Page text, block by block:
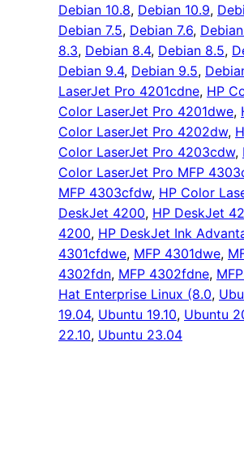
Debian 10.8, Debian 10.9,
Debian 7.5, Debian 7.6, Debian
8.3, Debian 8.4, Debian 8.5,
Debian 9.4, Debian 9.5,
LaserJet Pro 4201cdne, HP
Color LaserJet Pro 4201dwe,
Color LaserJet Pro 4202dw,
Color LaserJet Pro 4203cdw,
Color LaserJet Pro MFP
MFP 4303cfdw, HP Color
DeskJet 4200, HP DeskJet
4200, HP DeskJet Ink
4301cfdwe, MFP 4301dwe,
4302fdn, MFP 4302fdne,
Hat Enterprise Linux (8.0,
19.04, Ubuntu 19.10, Ubuntu
22.10, Ubuntu 23.04